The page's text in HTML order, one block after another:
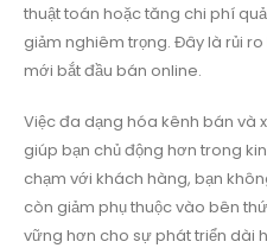
thuật toán hoặc tăng chi phí
giảm nghiêm trọng. Đây là rủi
mới bắt đầu bán online.
Việc đa dạng hóa kênh bán và
giúp bạn chủ động hơn trong
chạm với khách hàng, bạn
còn giảm phụ thuộc vào bên
vững hơn cho sự phát triển dài